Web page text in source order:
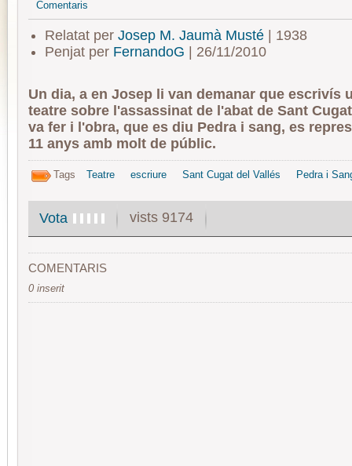
Comentaris
Relatat per Josep M. Jaumà Musté| 1938
Penjat per FernandoG | 26/11/2010
Un dia, a en Josep li van demanar que escrivís
teatre sobre l'assassinat de l'abat de Sant
va fer i l'obra, que es diu Pedra i sang, es
11 anys amb molt de públic.
Tags Teatre escriure Sant Cugat del Vallés Pedra i
Vota vists 9174
COMENTARIS
0 inserit